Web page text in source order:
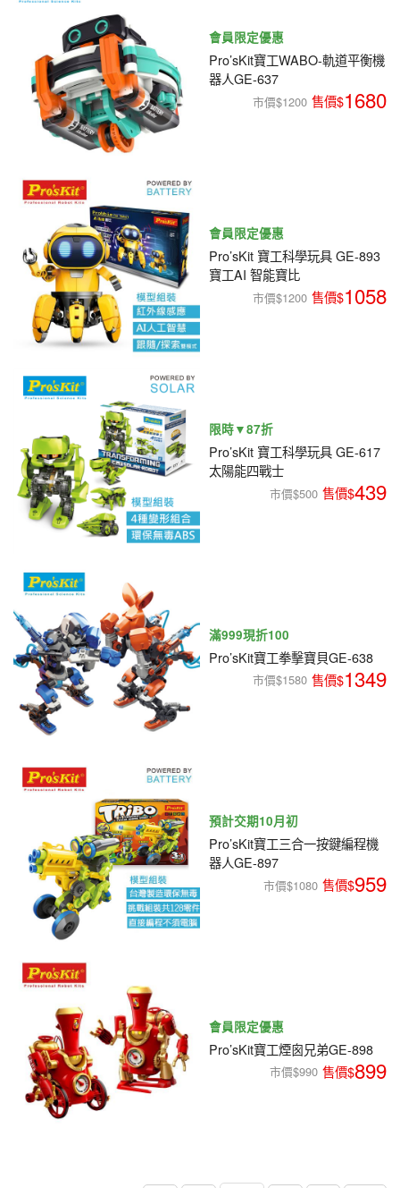
會員限定優惠
Pro’sKit寶工WABO-軌道平衡機
器人GE-637
市價$1200 1680
會員限定優惠
Pro’sKit 寶工科學玩具 GE-893
寶工AI 智能寶比
市價$1200 1058
限時▼87折
Pro’sKit 寶工科學玩具 GE-617
太陽能四戰士
市價$500 439
滿999現折100
Pro’sKit寶工拳擊寶貝GE-638
市價$1580 1349
預計交期10月初
Pro’sKit寶工三合一按鍵編程機
器人GE-897
市價$1080 959
會員限定優惠
Pro’sKit寶工煙囪兄弟GE-898
市價$990 899